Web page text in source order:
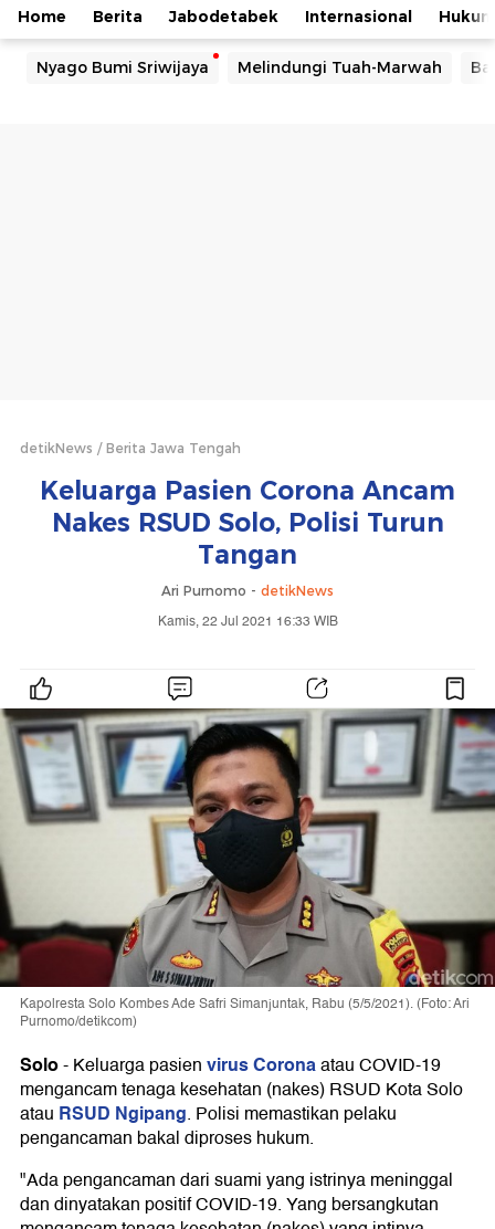
Home Berita Jabodetabek Internasional Hukum
Nyago Bumi Sriwijaya Melindungi Tuah-Marwah
detikNews Berita Jawa Tengah
Keluarga Pasien Corona Ancam
Nakes RSUD Solo, Polisi Turun
Tangan
Ari Purnomo - detikNews
Kamis, 22 Jul 2021 16:33 WIB
Kapolresta Solo Kombes Ade Safri Simanjuntak, Rabu (5/5/2021). (Foto: Ari
Purnomo/detikcom)
Solo-Keluarga pasienvirus Coronaatau COVID-19
mengancam tenaga kesehatan (nakes) RSUD Kota Solo
atau RSUD Ngipang. Polisi memastikan pelaku
pengancaman bakal diproses hukum.
"Ada pengancaman dari suami yang istrinya meninggal
dan dinyatakan positif COVID-19. Yang bersangkutan